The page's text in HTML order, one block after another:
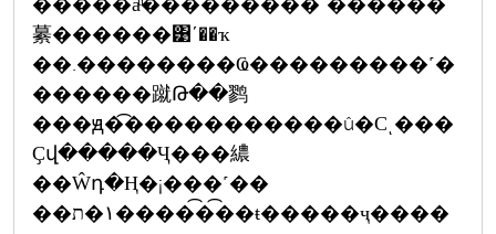
繤������͹ʹ��ҡ
��.��������Ҩ���������˹�
������蹴Թ��鹨
���ԭ�͡�����������û�Сͺ���
Ҫվ�����Ҷ���繷
��Ŵդ�Ң�¡���˹��
��١�ת�����͡�͡�ŧ�����ҷ����